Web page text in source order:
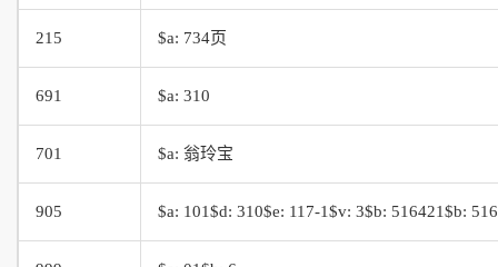
215 $a: 734页
691 $a: 310
701 $a: 翁玲宝
905 $a: 101$d: 310$e: 117-1$v: 3$b: 516421$b: